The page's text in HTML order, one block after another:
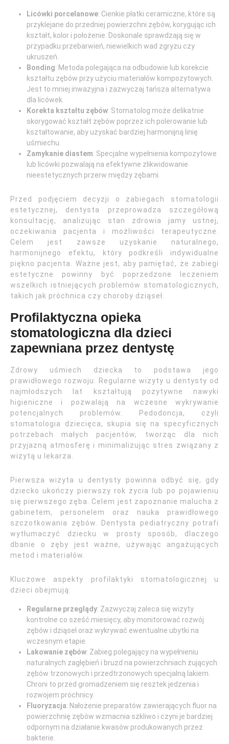
Licówki porcelanowe: Cienkie płatki ceramiczne, które są
przyklejane do przedniej powierzchni zębów, korygując ich
kształt, kolor i położenie. Doskonale sprawdzają się w
przypadku przebarwień, niewielkich wad zgryzu czy
ukruszeń.
Bonding: Metoda polegająca na odbudowie lub korekcie
kształtu zębów przy użyciu materiałów kompozytowych.
Jest to mniej inwazyjna i zazwyczaj tańsza alternatywa
dla licówek.
Korekta kształtu zębów: Stomatolog może delikatnie
skorygować kształt zębów poprzez ich polerowanie lub
kształtowanie, aby uzyskać bardziej harmonijną linię
uśmiechu.
Zamykanie diastem: Specjalne wypełnienia kompozytowe
lub licówki pozwalają na efektywne zlikwidowanie
nieestetycznych przerw między zębami.
Przed podjęciem decyzji o zabiegach stomatologii
estetycznej, dentysta przeprowadza szczegółową
konsultację, analizując stan zdrowia jamy ustnej,
oczekiwania pacjenta i możliwości terapeutyczne.
Celem jest zawsze uzyskanie naturalnego,
harmonijnego efektu, który podkreśli indywidualne
piękno pacjenta. Ważne jest, aby pamiętać, że zabiegi
estetyczne powinny być poprzedzone leczeniem
wszelkich istniejących problemów stomatologicznych,
takich jak próchnica czy choroby dziąseł.
Profilaktyczna opieka
stomatologiczna dla dzieci
zapewniana przez dentystę
Zdrowy uśmiech dziecka to podstawa jego
prawidłowego rozwoju. Regularne wizyty u dentysty od
najmłodszych lat kształtują pozytywne nawyki
higieniczne i pozwalają na wczesne wykrywanie
potencjalnych problemów. Pedodoncja, czyli
stomatologia dziecięca, skupia się na specyficznych
potrzebach małych pacjentów, tworząc dla nich
przyjazną atmosferę i minimalizując stres związany z
wizytą u lekarza.
Pierwsza wizyta u dentysty powinna odbyć się, gdy
dziecko ukończy pierwszy rok życia lub po pojawieniu
się pierwszego zęba. Celem jest zapoznanie malucha z
gabinetem, personelem oraz nauka prawidłowego
szczotkowania zębów. Dentysta pediatryczny potrafi
wytłumaczyć dziecku w prosty sposób, dlaczego
dbanie o zęby jest ważne, używając angażujących
metod i materiałów.
Kluczowe aspekty profilaktyki stomatologicznej u
dzieci obejmują:
Regularne przeglądy: Zazwyczaj zaleca się wizyty
kontrolne co sześć miesięcy, aby monitorować rozwój
zębów i dziąseł oraz wykrywać ewentualne ubytki na
wczesnym etapie.
Lakowanie zębów: Zabieg polegający na wypełnieniu
naturalnych zagłębień i bruzd na powierzchniach żujących
zębów trzonowych i przedtrzonowych specjalną lakiem.
Chroni to przed gromadzeniem się resztek jedzenia i
rozwojem próchnicy.
Fluoryzacja: Nałożenie preparatów zawierających fluor na
powierzchnię zębów wzmacnia szkliwo i czyni je bardziej
odpornym na działanie kwasów produkowanych przez
bakterie.